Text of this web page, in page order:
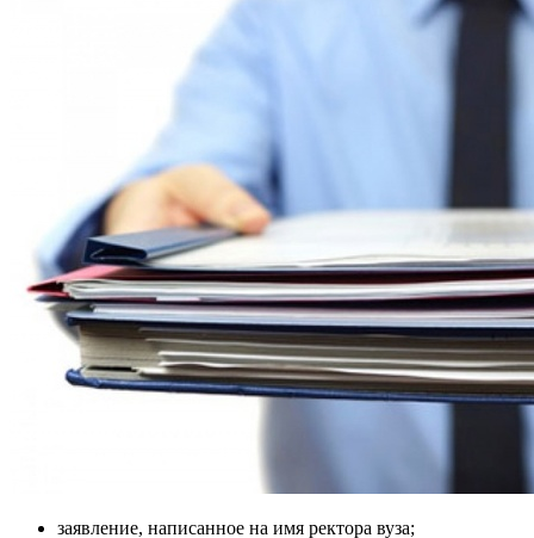
заявление, написанное на имя ректора вуза;